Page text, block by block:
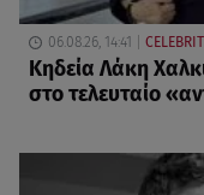
06.08.26, 14:41
Κηδεία Λάκη
στο τελευταίο